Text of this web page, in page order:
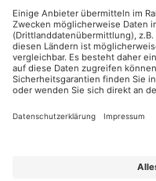
Geschäftsverkehr
Barrierefreiheit